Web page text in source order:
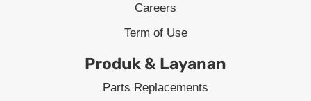
Careers
Term of Use
Produk & Layanan
Parts Replacements